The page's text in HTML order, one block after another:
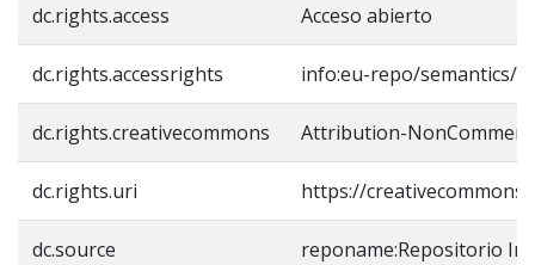
dc.rights.access Acceso abierto
dc.rights.accessrights info:eu-repo/semantics/
dc.rights.creativecommons Attribution-
dc.rights.uri https://
dc.source reponame:Repositorio